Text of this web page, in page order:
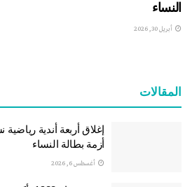
النساء
أبريل 30, 2026
المقالات
إغلاق أربعة أندية
أزمة بطالة النساء
أغسطس 6, 2026